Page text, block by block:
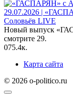
29.07.2026 |
Соловьёв LIVE
Новый выпуск
смотрите 29.
075.4к.
Карта сайта
© 2026 o-politico.ru